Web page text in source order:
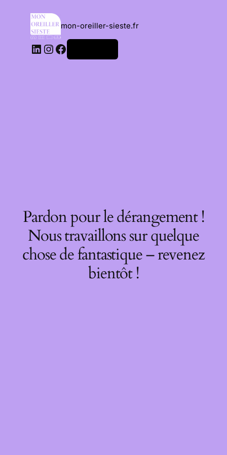
mon-oreiller-sieste.fr
Pardon pour le dérangement !
Nous travaillons sur quelque
chose de fantastique – revenez
bientôt !